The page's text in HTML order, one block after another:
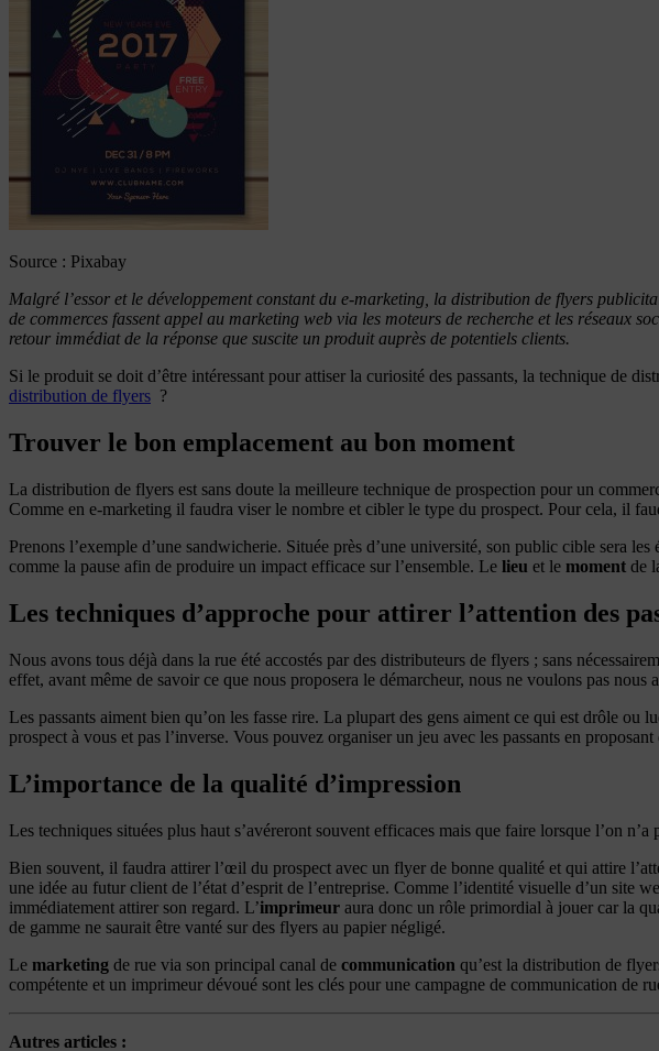
Source : Pixabay
Malgré l’essor et le développement constant du e-marketing, la distribution de flyers
de commerces fassent appel au marketing web via les moteurs de recherche et les réseaux
retour immédiat de la réponse que suscite un produit auprès de potentiels clients.
Si le produit se doit d’être intéressant pour attiser la curiosité des passants, la technique de
distribution de flyers ?
Trouver le bon emplacement au bon moment
La distribution de flyers est sans doute la meilleure technique de prospection pour un
Comme en e-marketing il faudra viser le nombre et cibler le type du prospect. Pour cela, il
Prenons l’exemple d’une sandwicherie. Située près d’une université, son public cible sera
comme la pause afin de produire un impact efficace sur l’ensemble. Le lieu et le moment de
Les techniques d’approche pour attirer l’attention des
Nous avons tous déjà dans la rue été accostés par des distributeurs de flyers ; sans
effet, avant même de savoir ce que nous proposera le démarcheur, nous ne voulons pas
Les passants aiment bien qu’on les fasse rire. La plupart des gens aiment ce qui est drôle
prospect à vous et pas l’inverse. Vous pouvez organiser un jeu avec les passants en
L’importance de la qualité d’impression
Les techniques situées plus haut s’avéreront souvent efficaces mais que faire lorsque l’on
Bien souvent, il faudra attirer l’œil du prospect avec un flyer de bonne qualité et qui attire
une idée au futur client de l’état d’esprit de l’entreprise. Comme l’identité visuelle d’un site
immédiatement attirer son regard. L’imprimeur aura donc un rôle primordial à jouer car la
de gamme ne saurait être vanté sur des flyers au papier négligé.
Le marketing de rue via son principal canal de communication qu’est la distribution de
compétente et un imprimeur dévoué sont les clés pour une campagne de communication de
Autres articles :